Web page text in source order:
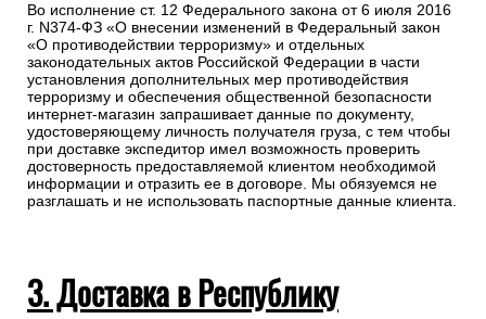
Во исполнение ст. 12 Федерального закона от 6 июля 2016
г. N374-ФЗ «О внесении изменений в Федеральный закон
«О противодействии терроризму» и отдельных
законодательных актов Российской Федерации в части
установления дополнительных мер противодействия
терроризму и обеспечения общественной безопасности
интернет-магазин запрашивает данные по документу,
удостоверяющему личность получателя груза, с тем чтобы
при доставке экспедитор имел возможность проверить
достоверность предоставляемой клиентом необходимой
информации и отразить ее в договоре. Мы обязуемся не
разглашать и не использовать паспортные данные клиента.
3. Доставка в Республику